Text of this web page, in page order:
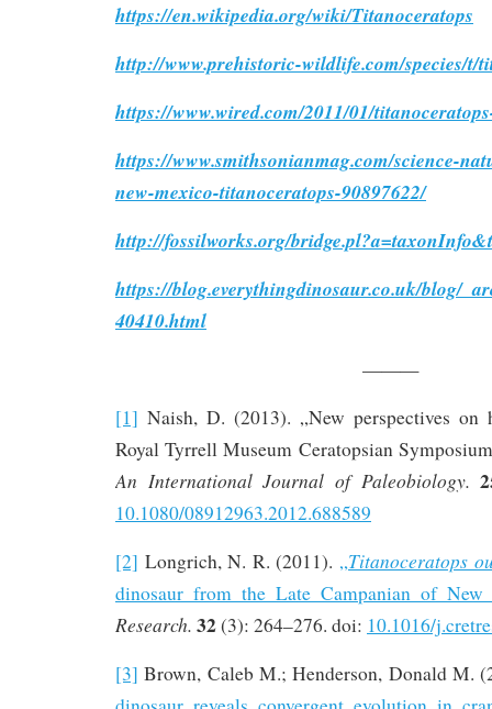
https://en.wikipedia.org/wiki/Titanoceratops
http://www.prehistoric-wildlife.com/species/t/
https://www.wired.com/2011/01/
https://www.smithsonianmag.com/science-
new-mexico-titanoceratops-90897622/
http://fossilworks.org/
https://blog.everythingdinosaur.co.uk/blog/
40410.html
———
[1] Naish, D. (2013). „New perspectives on
Royal Tyrrell Museum Ceratopsian
An International Journal of Paleobiology.
10.1080/08912963.2012.688589
[2] Longrich, N. R. (2011). „Titanoceratops
dinosaur from the Late Campanian of New
Research. 32(3): 264–276. doi: 10.1016/
[3] Brown, Caleb M.; Henderson, Donald M.